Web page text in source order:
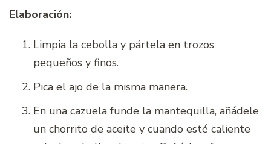
Elaboración:
Limpia la cebolla y pártela en trozos
pequeños y finos.
Pica el ajo de la misma manera.
En una cazuela funde la mantequilla, añádele
un chorrito de aceite y cuando esté caliente